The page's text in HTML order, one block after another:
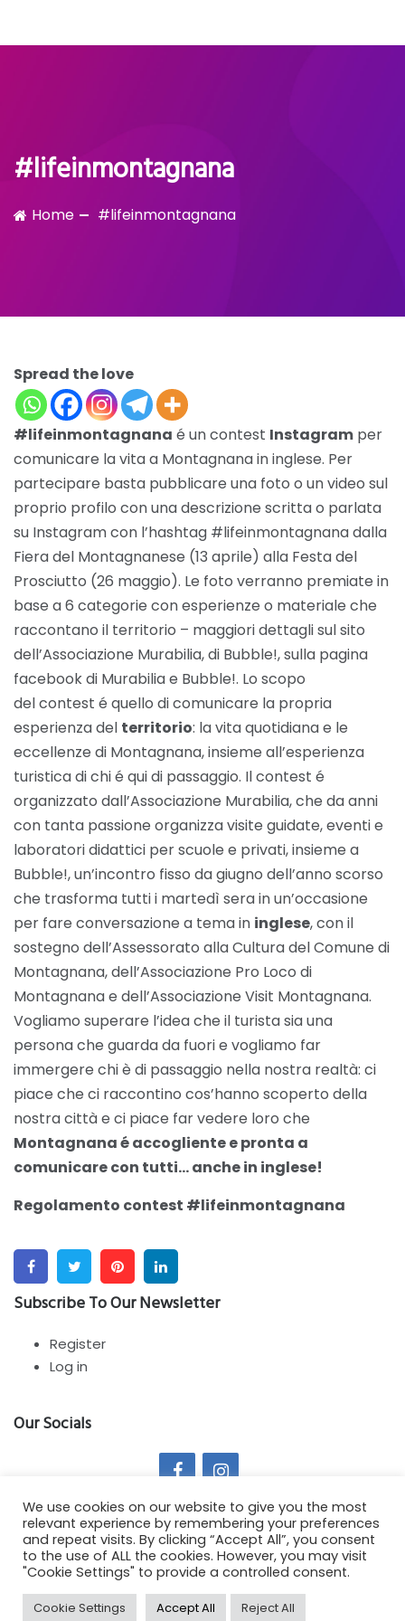
#lifeinmontagnana
Home #lifeinmontagnana
Spread the love
#lifeinmontagnana é un contest Instagram per
comunicare la vita a Montagnana in inglese. Per
partecipare basta pubblicare una foto o un video sul
proprio profilo con una descrizione scritta o parlata
su Instagram con l’hashtag #lifeinmontagnana dalla
Fiera del Montagnanese (13 aprile) alla Festa del
Prosciutto (26 maggio). Le foto verranno premiate in
base a 6 categorie con esperienze o materiale che
raccontano il territorio – maggiori dettagli sulsito
dell’Associazione Murabilia, di Bubble!, sulla pagina
facebook di Murabiliae Bubble!. Lo scopo
del contest é quello di comunicare la propria
esperienza del territorio: la vita quotidiana e le
eccellenze di Montagnana, insieme all’esperienza
turistica di chi é qui di passaggio. Il contest é
organizzato dall’Associazione Murabilia, che da anni
con tanta passione organizza visite guidate, eventi e
laboratori didattici per scuole e privati, insieme a
Bubble!, un’incontro fisso da giugno dell’anno scorso
che trasforma tutti i martedì sera in un’occasione
per fare conversazione a tema in inglese, con il
sostegno dell’Assessorato alla Cultura del Comune di
Montagnana, dell’Associazione Pro Loco di
Montagnana e dell’Associazione Visit Montagnana.
Vogliamo superare l’idea che il turista sia una
persona che guarda da fuori e vogliamo far
immergere chi è di passaggio nella nostra realtà: ci
piace che ci raccontino cos’hanno scoperto della
nostra città e ci piace far vedere loro che
Montagnana é accogliente e pronta a
comunicare con tutti… anche in inglese!
Regolamento contest #lifeinmontagnana
FacebookTwitter Pinterest
Subscribe To Our Newsletter
Register
Log in
Our Socials
Copyright All Rights Reserved 2021 - Springy Theme by :
SmartDataSoft
We use cookies on our website to give you the most
relevant experience by remembering your preferences
and repeat visits. By clicking “Accept All”, you consent
to the use of ALL the cookies. However, you may visit
"Cookie Settings" to provide a controlled consent.
Cookie Settings Accept All Reject All